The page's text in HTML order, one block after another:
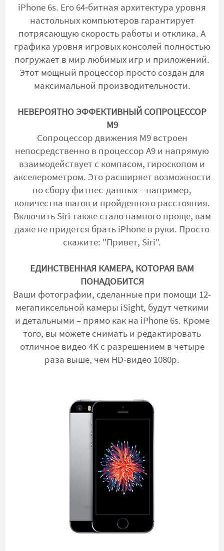
iPhone 6s. Его 64‑битная архитектура уровня
настольных компьютеров гарантирует
потрясающую скорость работы и отклика. А
графика уровня игровых консолей полностью
погружает в мир любимых игр и приложений.
Этот мощный процессор просто создан для
максимальной производительности.
НЕВЕРОЯТНО ЭФФЕКТИВНЫЙ СОПРОЦЕССОР
M9
Сопроцессор движения M9 встроен
непосредственно в процессор A9 и напрямую
взаимодействует с компасом, гироскопом и
акселерометром. Это расширяет возможности
по сбору фитнес-данных – например,
количества шагов и пройденного расстояния.
Включить Siri также стало намного проще, вам
даже не придется брать iPhone в руки. Просто
скажите: "Привет, Siri".
ЕДИНСТВЕННАЯ КАМЕРА, КОТОРАЯ ВАМ
ПОНАДОБИТСЯ
Ваши фотографии, сделанные при помощи 12-
мегапиксельной камеры iSight, будут четкими
и детальными – прямо как на iPhone 6s. Кроме
того, вы можете снимать и редактировать
отличное видео 4K с разрешением в четыре
раза выше, чем HD‑видео 1080p.